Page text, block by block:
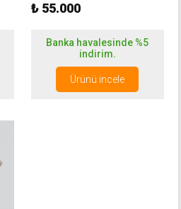
₺ 55.000
Banka havalesinde %5
indirim.
Ürünü incele